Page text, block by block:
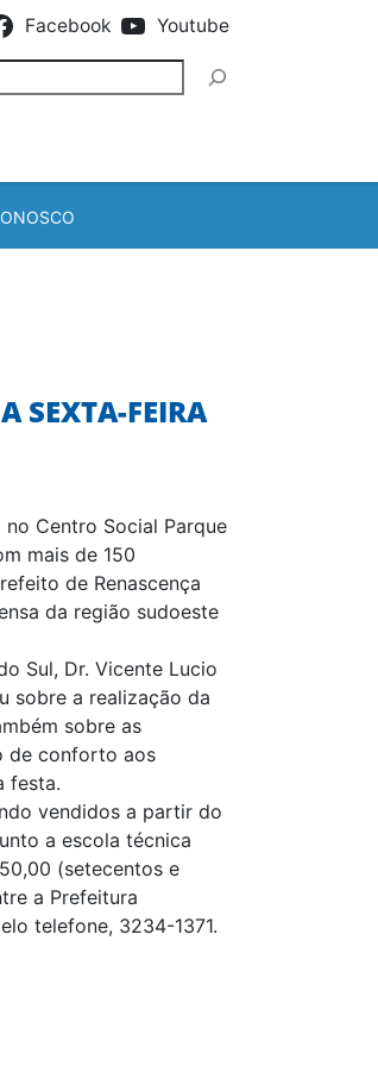
Facebook Youtube
SEXTA-FEIRA
Centro Social Parque
mais de 150
de Renascença
da região sudoeste
Sul, Dr. Vicente Lucio
sobre a realização da
sobre as
de conforto aos
festa.
vendidos a partir do
a escola técnica
(setecentos e
a Prefeitura
telefone, 3234-1371.